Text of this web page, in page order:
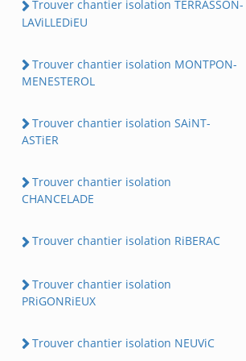
Trouver chantier isolation TERRASSON-
LAViLLEDiEU
Trouver chantier isolation MONTPON-
MENESTEROL
Trouver chantier isolation SAiNT-
ASTiER
Trouver chantier isolation
CHANCELADE
Trouver chantier isolation RiBERAC
Trouver chantier isolation
PRiGONRiEUX
Trouver chantier isolation NEUViC